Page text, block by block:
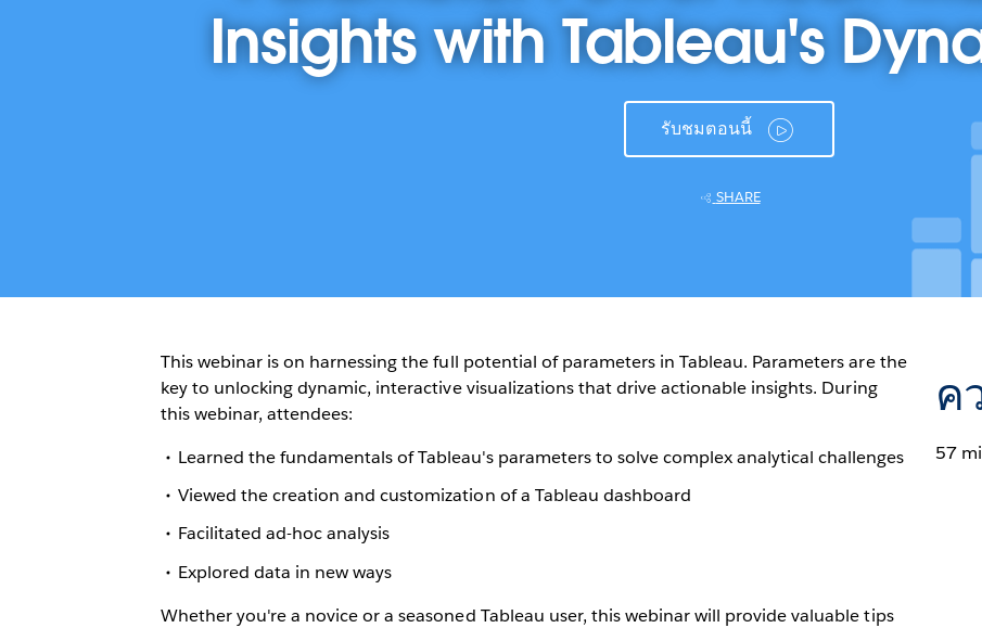
Insights with Tableau's
รับชมตอนนี้
SHARE
This webinar is on harnessing the full potential of parameters in Tableau. Parameters are the
key to unlocking dynamic, interactive visualizations that drive actionable insights. During
this webinar, attendees:
Learned the fundamentals of Tableau's parameters to solve complex analytical challenges
Viewed the creation and customization of a Tableau dashboard
Facilitated ad-hoc analysis
Explored data in new ways
Whether you're a novice or a seasoned Tableau user, this webinar will provide valuable tips
ค
57